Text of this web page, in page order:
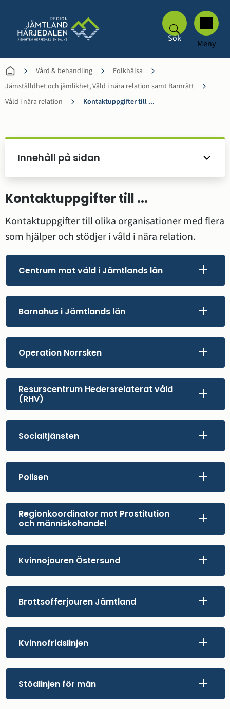
Sök Meny
Vård & behandling
Folkhälsa
Jämställdhet och jämlikhet, Våld i nära relation samt Barnrätt
Våld i nära relation
Kontaktuppgifter till ...
Innehåll på sidan
Kontaktuppgifter till ...
Kontaktuppgifter till olika organisationer med flera
som hjälper och stödjer i våld i nära relation.
Centrum mot våld i Jämtlands län
Barnahus i Jämtlands län
Operation Norrsken
Resurscentrum Hedersrelaterat våld
(RHV)
Socialtjänsten
Polisen
Regionkoordinator mot Prostitution
och människohandel
Kvinnojouren Östersund
Brottsofferjouren Jämtland
Kvinnofridslinjen
Stödlinjen för män